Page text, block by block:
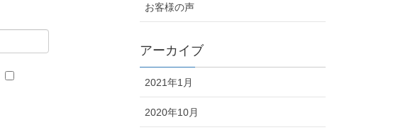
お客様の声
アーカイブ
2021年1月
2020年10月